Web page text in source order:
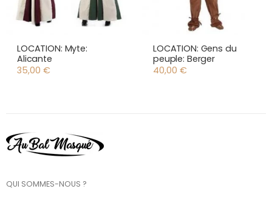
LOCATION: Myte:
Alicante
35,00 €
LOCATION: Gens du
peuple: Berger
40,00 €
QUI SOMMES-NOUS ?